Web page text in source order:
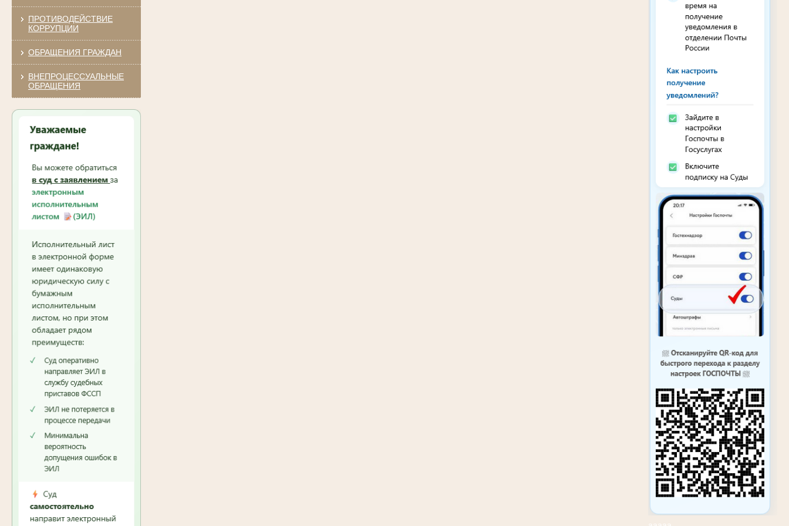
ПРОТИВОДЕЙСТВИЕ
КОРРУПЦИИ
ОБРАЩЕНИЯ ГРАЖДАН
ВНЕПРОЦЕССУАЛЬНЫЕ
ОБРАЩЕНИЯ